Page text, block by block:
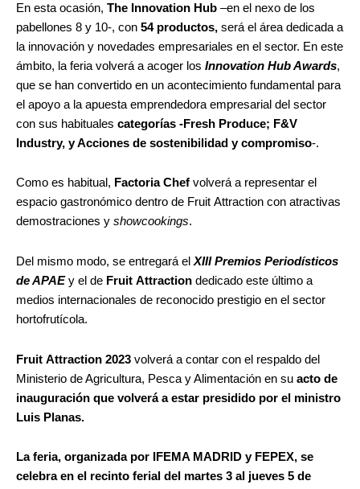
En esta ocasión, The Innovation Hub –en el nexo de los
pabellones 8 y 10-, con 54 productos, será el área dedicada a
la innovación y novedades empresariales en el sector. En este
ámbito, la feria volverá a acoger los Innovation Hub Awards,
que se han convertido en un acontecimiento fundamental para
el apoyo a la apuesta emprendedora empresarial del sector
con sus habituales categorías -Fresh Produce; F&V
Industry, y Acciones de sostenibilidad y compromiso-.
Como es habitual, Factoria Chef volverá a representar el
espacio gastronómico dentro de Fruit Attraction con atractivas
demostraciones y showcookings.
Del mismo modo, se entregará el XIII Premios Periodísticos
de APAEy el de Fruit Attraction dedicado este último a
medios internacionales de reconocido prestigio en el sector
hortofrutícola.
Fruit Attraction 2023 volverá a contar con el respaldo del
Ministerio de Agricultura, Pesca y Alimentación en su acto de
inauguración que volverá a estar presidido por el ministro
Luis Planas.
La feria, organizada por IFEMA MADRID y FEPEX, se
celebra en el recinto ferial del martes 3 al jueves 5 de